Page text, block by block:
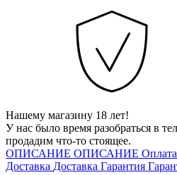
Нашему магазину 18 лет!
У нас было время разобраться в
продадим что-то стоящее.
ОПИСАНИЕ ОПИСАНИЕ Оплата
Доставка Доставка Гарантия